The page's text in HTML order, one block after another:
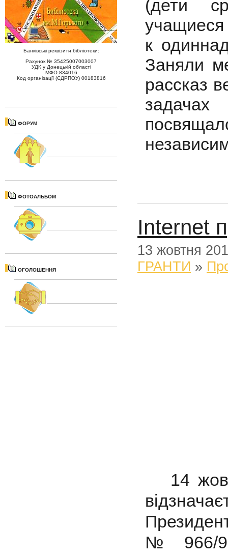
Банківські реквізити бібліотеки:
Рахунок № 35425007003007
УДК у Донецькій області
МФО 834016
Код організації (ЄДРПОУ) 00183816
ФОРУМ
ФОТОАЛЬБОМ
ОГОЛОШЕННЯ
(дети
к
Заняли
рассказ
Internet
13 жовтня
ГРАНТИ »
14
№ 966/